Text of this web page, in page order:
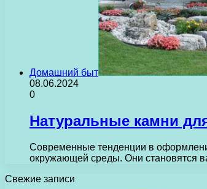
Домашний быт
08.06.2024
0
Натуральные камни
Современные тенденции в
окружающей среды. Они становятся
Свежие записи